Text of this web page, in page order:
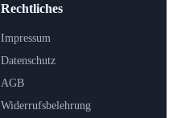
Rechtliches
Impressum
Datenschutz
AGB
Widerrufsbelehrung